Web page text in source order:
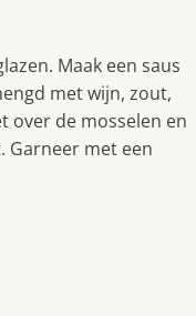
Maak een saus
met wijn, zout,
over de mosselen en
Garneer met een